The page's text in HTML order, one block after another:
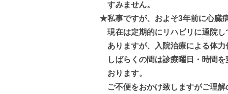
すみません。
★私事ですが、およそ3年前に心臓
現在は定期的にリハビリに通院し
ありますが、入院治療による体力
しばらくの間は診療曜日・時間を
おります。
ご不便をおかけ致しますがご理解